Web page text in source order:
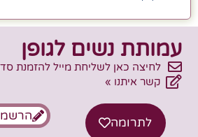
עמותת נשים לגופן
לחיצה כאן לשליחת מייל להזמנת
קשר איתנו »
לתרומה